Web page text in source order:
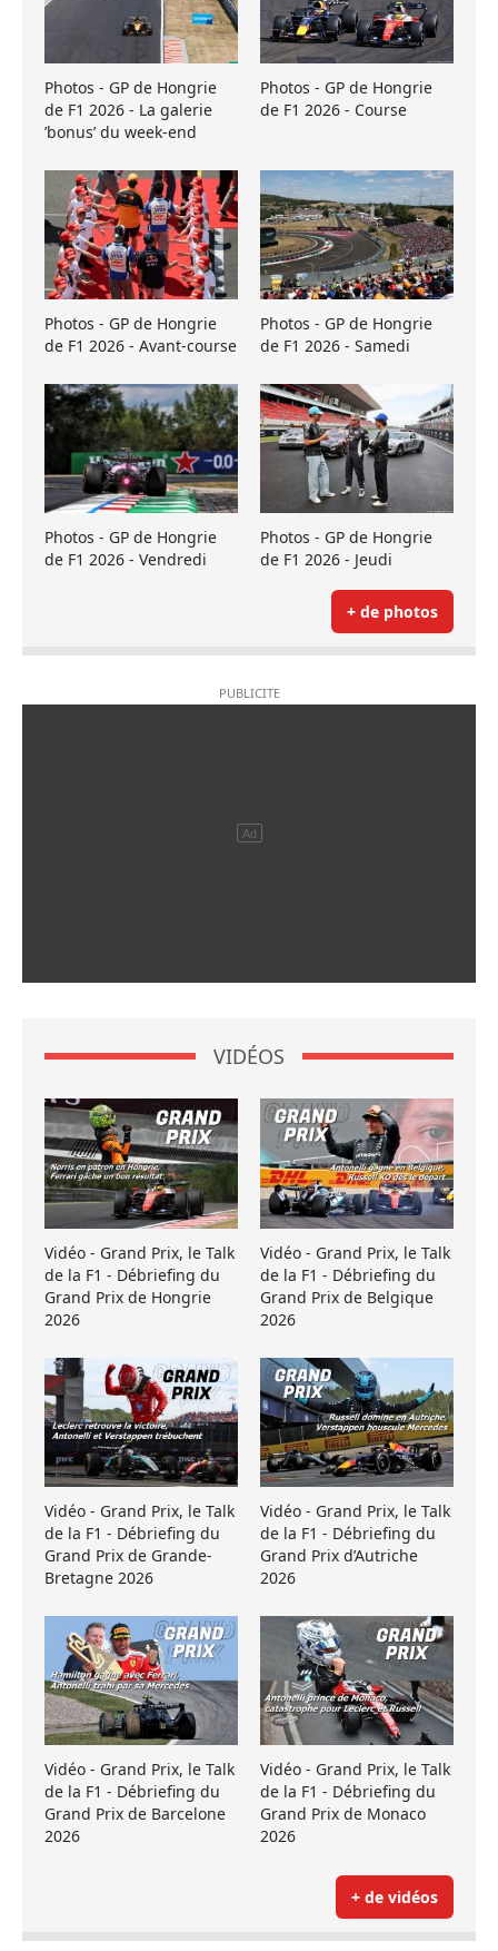
Photos - GP de Hongrie
de F1 2026 - La galerie
’bonus’ du week-end
Photos - GP de Hongrie
de F1 2026 - Course
Photos - GP de Hongrie
de F1 2026 - Avant-course
Photos - GP de Hongrie
de F1 2026 - Samedi
Photos - GP de Hongrie
de F1 2026 - Vendredi
Photos - GP de Hongrie
de F1 2026 - Jeudi
+ de photos
VIDÉOS
Vidéo - Grand Prix, le Talk
de la F1 - Débriefing du
Grand Prix de Hongrie
2026
Vidéo - Grand Prix, le Talk
de la F1 - Débriefing du
Grand Prix de Belgique
2026
Vidéo - Grand Prix, le Talk
de la F1 - Débriefing du
Grand Prix de Grande-
Bretagne 2026
Vidéo - Grand Prix, le Talk
de la F1 - Débriefing du
Grand Prix d’Autriche
2026
Vidéo - Grand Prix, le Talk
de la F1 - Débriefing du
Grand Prix de Barcelone
2026
Vidéo - Grand Prix, le Talk
de la F1 - Débriefing du
Grand Prix de Monaco
2026
+ de vidéos